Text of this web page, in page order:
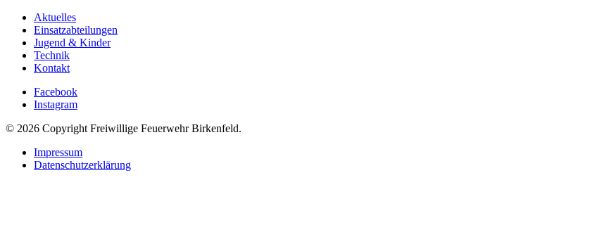
Aktuelles
Einsatzabteilungen
Jugend & Kinder
Technik
Kontakt
Facebook
Instagram
© 2026 Copyright Freiwillige Feuerwehr Birkenfeld.
Impressum
Datenschutzerklärung